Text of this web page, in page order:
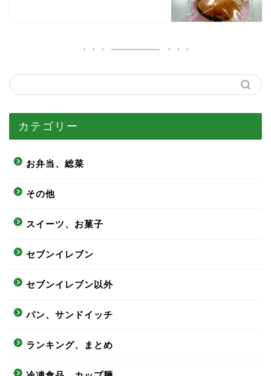
カテゴリー
お弁当、総菜
その他
スイーツ、お菓子
セブンイレブン
セブンイレブン以外
パン、サンドイッチ
ランキング、まとめ